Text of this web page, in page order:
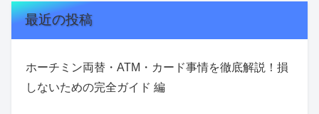
最近の投稿
ホーチミン両替・ATM・カード事情を徹底解説！損
しないための完全ガイド 編